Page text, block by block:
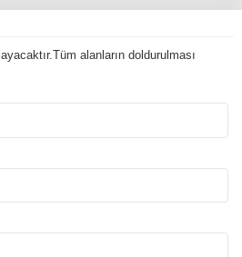
alanların doldurulması